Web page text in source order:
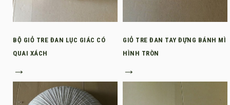
BỘ GIỎ TRE ĐAN LỤC GIÁC CÓ
QUAI XÁCH
→
GIỎ TRE ĐAN TAY ĐỰNG BÁNH MÌ
HÌNH TRÒN
→